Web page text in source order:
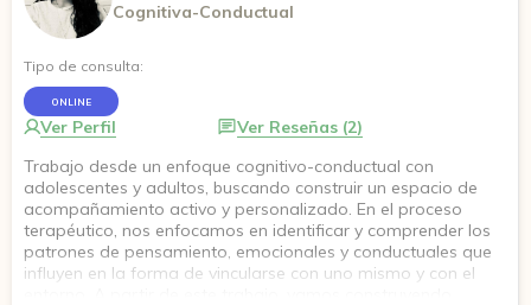
Cognitiva-Conductual
Tipo de consulta:
ONLINE
Ver Perfil
Ver Reseñas (2)
Trabajo desde un enfoque cognitivo-conductual con
adolescentes y adultos, buscando construir un espacio de
acompañamiento activo y personalizado. En el proceso
terapéutico, nos enfocamos en identificar y comprender los
patrones de pensamiento, emocionales y conductuales que
influyen en la forma de vincularse con uno mismo y con el